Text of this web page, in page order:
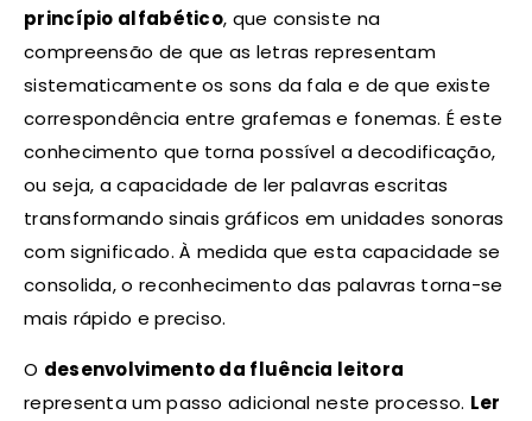
princípio alfabético, que consiste na
compreensão de que as letras representam
sistematicamente os sons da fala e de que existe
correspondência entre grafemas e fonemas. É este
conhecimento que torna possível a decodificação,
ou seja, a capacidade de ler palavras escritas
transformando sinais gráficos em unidades sonoras
com significado. À medida que esta capacidade se
consolida, o reconhecimento das palavras torna-se
mais rápido e preciso.
O desenvolvimento da fluência leitora
representa um passo adicional neste processo. Ler